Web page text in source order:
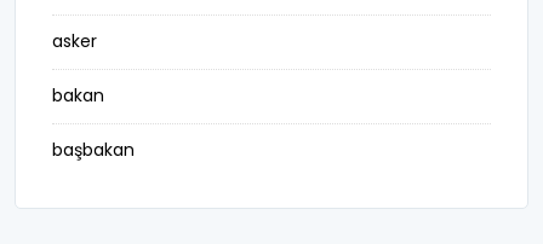
asker
bakan
başbakan
belediye başkanı